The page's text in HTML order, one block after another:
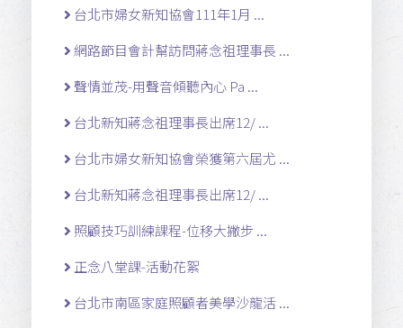
台北市婦女新知協會111年1月 ...
網路節目會計幫訪問蔣念祖理事長 ...
聲情並茂-用聲音傾聽內心 Pa ...
台北新知蔣念祖理事長出席12/ ...
台北市婦女新知協會榮獲第六屆尤 ...
台北新知蔣念祖理事長出席12/ ...
照顧技巧訓練課程-位移大撇步 ...
正念八堂課-活動花絮
台北市南區家庭照顧者美學沙龍活 ...